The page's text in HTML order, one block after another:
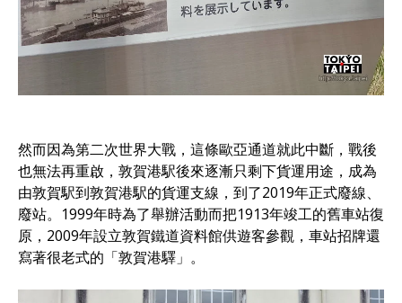
然而因為第二次世界大戰，這條歐亞通道就此中斷，戰後
也無法再重啟，敦賀港駅後來逐漸只剩下貨運用途，成為
由敦賀駅到敦賀港駅的貨運支線，到了2019年正式廢線、
廢站。1999年時為了舉辦活動而把1913年竣工的舊車站復
原，2009年設立敦賀鐵道資料館供遊客參觀，車站招牌還
寫著很老式的「敦賀港驛」。